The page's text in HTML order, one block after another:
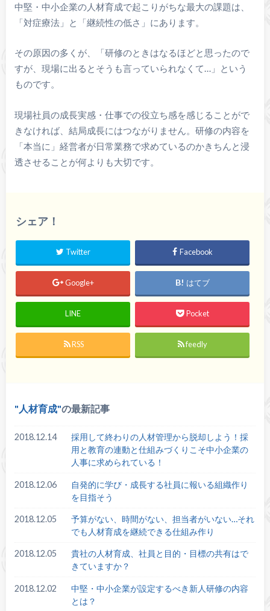
中堅・中小企業の人材育成で起こりがちな最大の課題は、
「対症療法」と「継続性の低さ」にあります。
その原因の多くが、「研修のときはなるほどと思ったので
すが、現場に出るとそうも言っていられなくて…」という
ものです。
現場社員の成長実感・仕事での役立ち感を感じることがで
きなければ、結局成長にはつながりません。研修の内容を
「本当に」経営者が日常業務で求めているのかきちんと浸
透させることが何よりも大切です。
シェア！
Twitter Facebook
Google+ はてブ
LINE Pocket
RSS feedly
人材育成 の最新記事
2018.12.14
採用して終わりの人材管理から脱却しよう！採
用と教育の連動と仕組みづくりこそ中小企業の
人事に求められている！
2018.12.06
自発的に学び・成長する社員に報いる組織作り
を目指そう
2018.12.05
予算がない、時間がない、担当者がいない…それ
でも人材育成を継続できる仕組み作り
2018.12.05
貴社の人材育成、社員と目的・目標の共有はで
きていますか？
2018.12.02
中堅・中小企業が設定するべき新人研修の内容
とは？